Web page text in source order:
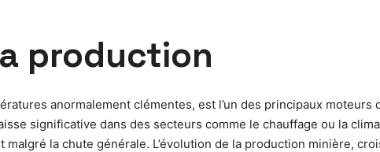
production
anormalement clémentes, est l’un des principaux moteurs
significative dans des secteurs comme le chauffage ou la
la chute générale. L’évolution de la production minière,